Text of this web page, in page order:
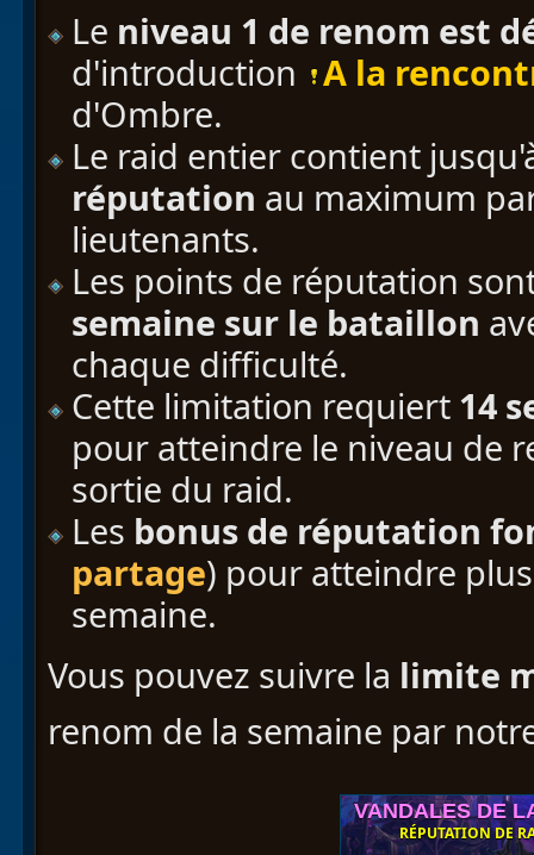
Le niveau 1 de renom est
d'introduction
A la
d'Ombre.
Le raid entier contient
réputation au maximum
lieutenants.
Les points de réputation
semaine sur le bataillon
chaque difficulté.
Cette limitation requiert 14
pour atteindre le niveau de
sortie du raid.
Les bonus de réputation
partage) pour atteindre
semaine.
Vous pouvez suivre la limite
renom de la semaine par
VANDALES DE
RÉPUTATION DE